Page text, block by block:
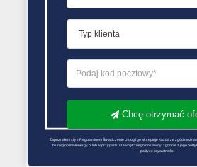
Chcę otrzymać
Zapoznałem się z Regulaminem Świadczenie Usług i go akceptuję Każdą ze zgód
biuro@optimalenergy.pl lub w przypadku zewnętrznego dostawcy, zgodnie z jego
polityce prywatności